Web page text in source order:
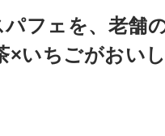
フェを、老舗
×いちごがおい